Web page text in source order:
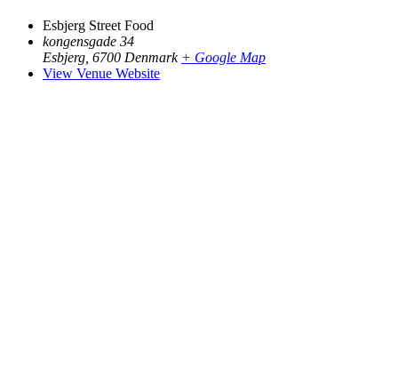
Esbjerg Street Food
kongensgade 34
Esbjerg 6700 Denmark + Google Map
View Venue Website